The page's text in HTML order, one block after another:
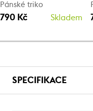
Pánské triko
790 Kč Skladem
SPECIFIKACE